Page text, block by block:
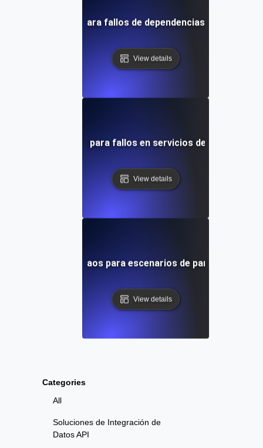
Categories
All
Soluciones de Integración de
Datos API
Pruebas de caos para fallos de dependencias en
View details
Pruebas de caos para fallos en servicios de múltiples
View details
Pruebas de caos para escenarios de partición de red
View details